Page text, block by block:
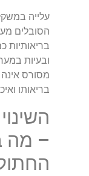
עלייה
הסובלים
בריאותיות
ובעיות
מסורס
בריאותו
– מה